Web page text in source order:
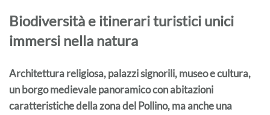
Biodiversità e itinerari turistici unici
immersi nella natura
Architettura religiosa, palazzi signorili, museo e cultura,
un borgo medievale panoramico con abitazioni
caratteristiche della zona del Pollino, ma anche una